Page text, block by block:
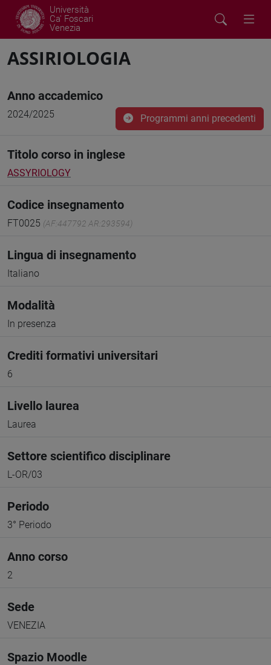
Università
Ca' Foscari
Venezia
ASSIRIOLOGIA
Anno accademico
2024/2025 Programmi anni precedenti
Titolo corso in inglese
ASSYRIOLOGY
Codice insegnamento
FT0025 (AF:447792 AR:293594)
Lingua di insegnamento
Italiano
Modalità
In presenza
Crediti formativi universitari
6
Livello laurea
Laurea
Settore scientifico disciplinare
L-OR/03
Periodo
3° Periodo
Anno corso
2
Sede
VENEZIA
Spazio Moodle